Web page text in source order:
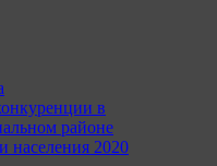
в
районе
населения 2020